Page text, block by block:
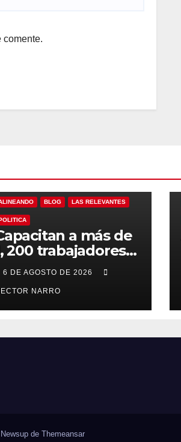
comente.
BLOG LAS RELEVANTES
a más de
200 trabajadores
sector hotelero
derechos
y respeto
en Los Cabos
6 DE AGOSTO DE 2026
NARRO
de Themeansar